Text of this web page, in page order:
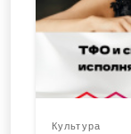
Культура